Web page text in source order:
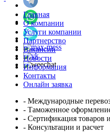
Главная
О компании
Услуги компании
Партнерство
Вакансии
Новости
Информация
Контакты
Онлайн заявка
- Международные
- Таможенное
- Сертификация товаров
- Консультации и расчет